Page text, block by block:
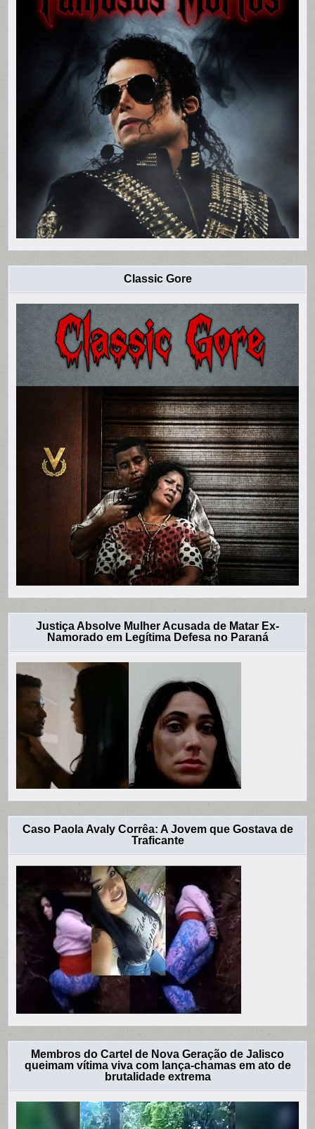
Classic Gore
Justiça Absolve Mulher Acusada de Matar Ex-
Namorado em Legítima Defesa no Paraná
Caso Paola Avaly Corrêa: A Jovem que Gostava de
Traficante
Membros do Cartel de Nova Geração de Jalisco
queimam vítima viva com lança-chamas em ato de
brutalidade extrema